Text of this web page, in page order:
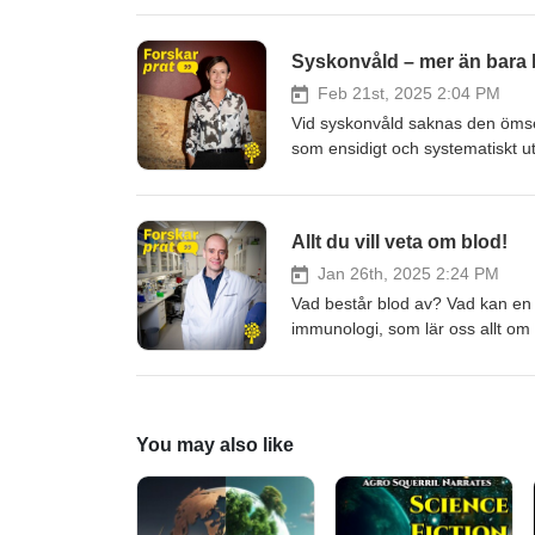
energibrist och träning. Hon
idrottsutövare och föräldrar om
vara vaksam på. Avsnittets
Syskonvåld – mer än bara
Feb 21st, 2025 2:04 PM
Vid syskonvåld saknas den
som ensidigt och systematiskt
bemöts, vilka konsekvenser
längd: 35 min.
Allt du vill veta om blod!
Jan 26th, 2025 2:24 PM
Vad består blod av? Vad kan
immunologi, som lär oss allt
också om hur man inom
You may also like